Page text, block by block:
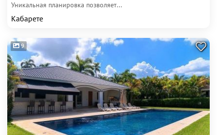
Уникальная планировка позволяет...
Кабарете
9